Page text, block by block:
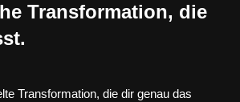
Transformation, die
Transformation, die dir genau das